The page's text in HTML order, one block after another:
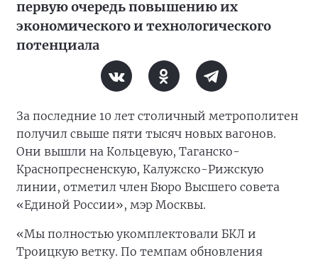
первую очередь повышению их
экономического и технологического
потенциала
За последние 10 лет столичный метрополитен
получил свыше пяти тысяч новых вагонов.
Они вышли на Кольцевую, Таганско-
Краснопресненскую, Калужско-Рижскую
линии, отметил член Бюро Высшего совета
«Единой России», мэр Москвы.
«Мы полностью укомплектовали БКЛ и
Троицкую ветку. По темпам обновления